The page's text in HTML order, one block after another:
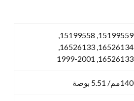
16526133, 1999-2001
140مم/ 5.51 بوصة